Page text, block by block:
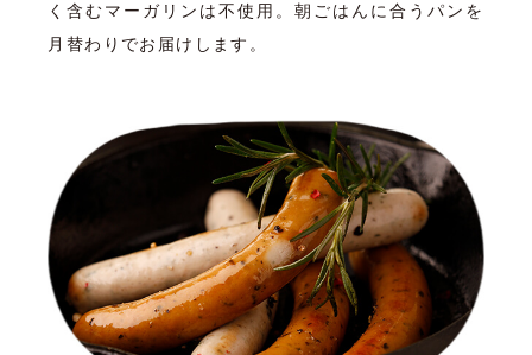
く含むマーガリンは不使用。朝ごはんに合うパンを
月替わりでお届けします。